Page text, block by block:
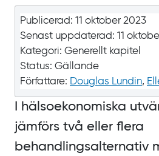
Publicerad: 11 oktober 2023
Senast uppdaterad: 11
Kategori: Generellt kapitel
Status: Gällande
Författare: Douglas Lundin,
I hälsoekonomiska
jämförs två eller flera
behandlingsalternativ